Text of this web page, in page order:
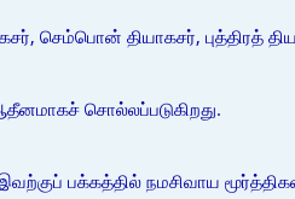
செம்பொன் தியாகசர்,
சொல்லப்படுகிறது.
பக்கத்தில் நமசிவாய